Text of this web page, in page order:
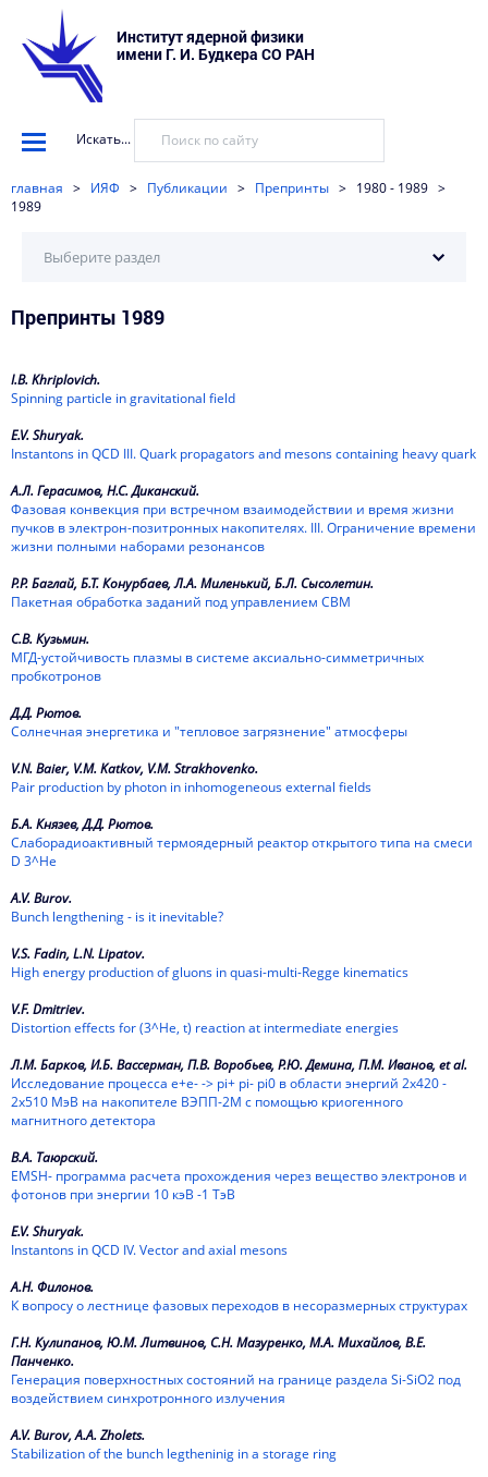
Институт ядерной физики
имени Г. И. Будкера СО РАН
Искать...
главная > ИЯФ > Публикации > Препринты > 1980 - 1989 >
1989
2026
2024
2023
2021
2019
2018
2017
2016
2015
2013
2012
2010
2009
2008
2007
2006
2005
2004
2003
2002
2001
2000
1999
Выберите раздел
Препринты 1989
I.B. Khriplovich.
Spinning particle in gravitational field
E.V. Shuryak.
Instantons in QCD III. Quark propagators and mesons containing heavy quark
А.Л. Герасимов, Н.С. Диканский.
Фазовая конвекция при встречном взаимодействии и время жизни
пучков в электрон-позитронных накопителях. III. Ограничение времени
жизни полными наборами резонансов
Р.Р. Баглай, Б.Т. Конурбаев, Л.А. Миленький, Б.Л. Сысолетин.
Пакетная обработка заданий под управлением СВМ
С.В. Кузьмин.
МГД-устойчивость плазмы в системе аксиально-симметричных
пробкотронов
Д.Д. Рютов.
Солнечная энергетика и "тепловое загрязнение" атмосферы
V.N. Baier, V.M. Katkov, V.M. Strakhovenko.
Pair production by photon in inhomogeneous external fields
Б.А. Князев, Д.Д. Рютов.
Слаборадиоактивный термоядерный реактор открытого типа на смеси
D 3^He
A.V. Burov.
Bunch lengthening - is it inevitable?
V.S. Fadin, L.N. Lipatov.
High energy production of gluons in quasi-multi-Regge kinematics
V.F. Dmitriev.
Distortion effects for (3^He, t) reaction at intermediate energies
Л.М. Барков, И.Б. Вассерман, П.В. Воробьев, Р.Ю. Демина, П.М. Иванов, et al.
Исследование процесса е+е- -> pi+ pi- pi0 в области энергий 2х420 -
2х510 МэВ на накопителе ВЭПП-2М с помощью криогенного
магнитного детектора
В.А. Таюрский.
EMSH- программа расчета прохождения через вещество электронов и
фотонов при энергии 10 кэВ -1 ТэВ
E.V. Shuryak.
Instantons in QCD IV. Vector and axial mesons
А.Н. Филонов.
К вопросу о лестнице фазовых переходов в несоразмерных структурах
Г.Н. Кулипанов, Ю.М. Литвинов, С.Н. Мазуренко, М.А. Михайлов, В.Е.
Панченко.
Генерация поверхностных состояний на границе раздела Si-SiO2 под
воздействием синхротронного излучения
A.V. Burov, A.A. Zholets.
Stabilization of the bunch legtheninig in a storage ring